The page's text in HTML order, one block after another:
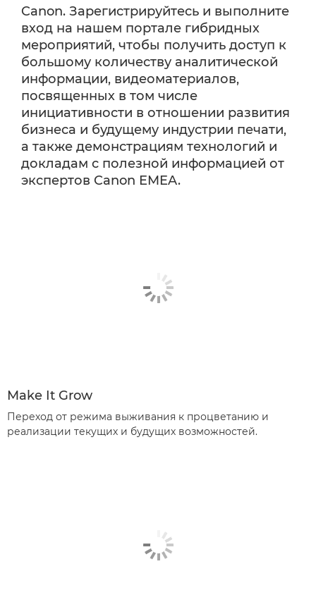
Canon. Зарегистрируйтесь и выполните
вход на нашем портале гибридных
мероприятий, чтобы получить доступ к
большому количеству аналитической
информации, видеоматериалов,
посвященных в том числе
инициативности в отношении развития
бизнеса и будущему индустрии печати,
а также демонстрациям технологий и
докладам с полезной информацией от
экспертов Canon EMEA.
Make It Grow
Переход от режима выживания к процветанию и
реализации текущих и будущих возможностей.